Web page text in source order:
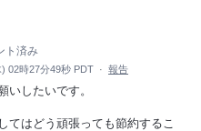
ト済み
02時27分49秒 PDT · 報告
いしたいです。
てはどう頑張っても節約するこ